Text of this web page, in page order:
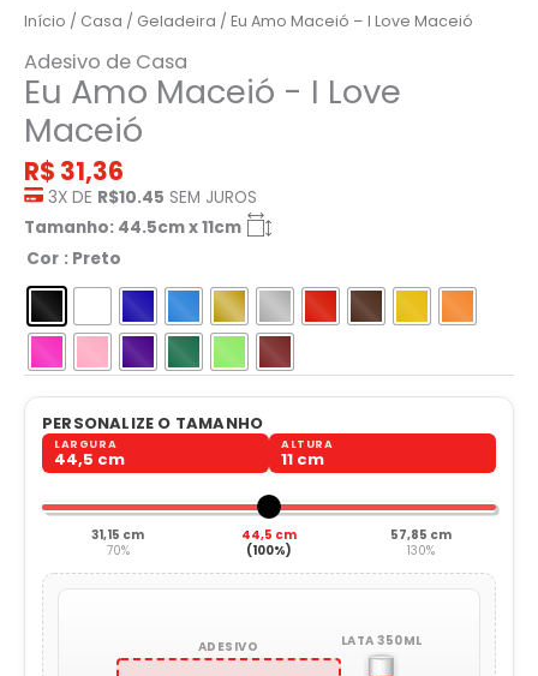
Início / Casa / Geladeira / Eu Amo Maceió – I Love Maceió
Adesivo de Casa
Eu Amo Maceió - I Love
Maceió
R$ 31,36
3X DE R$10.45 SEM JUROS
Tamanho: 44.5cm x 11cm
Cor : Preto
PERSONALIZE O TAMANHO
LARGURA
44,5 cm
ALTURA
11 cm
31,15 cm
70%
44,5 cm
(100%)
57,85 cm
130%
ADESIVO LATA 350ML